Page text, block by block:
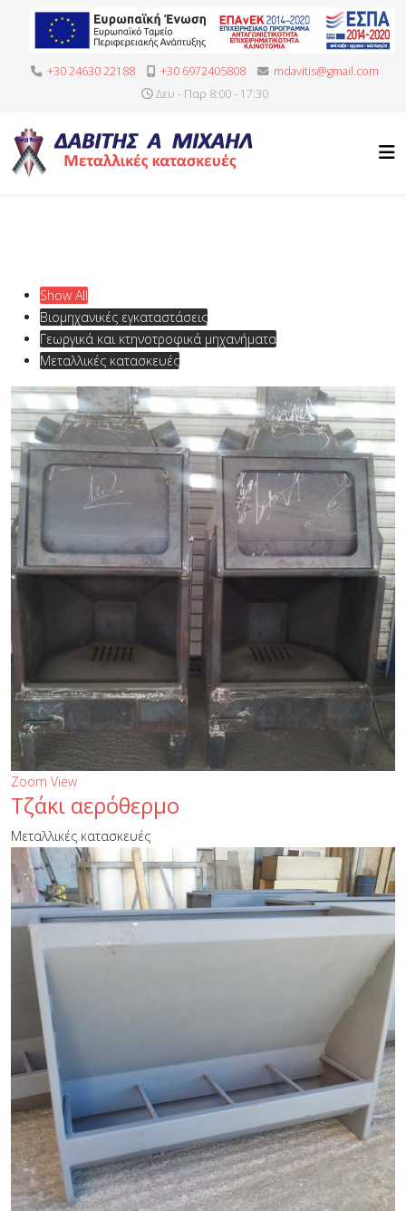
+30 24630 22188 +30 6972405808
mdavitis@gmail.com
Δευ - Παρ 8:00 - 17:30
Show All
Βιομηχανικές εγκαταστάσεις
Γεωργικά και κτηνοτροφικά μηχανήματα
Μεταλλικές κατασκευές
Zoom View
Τζάκι αερόθερμο
Μεταλλικές κατασκευές